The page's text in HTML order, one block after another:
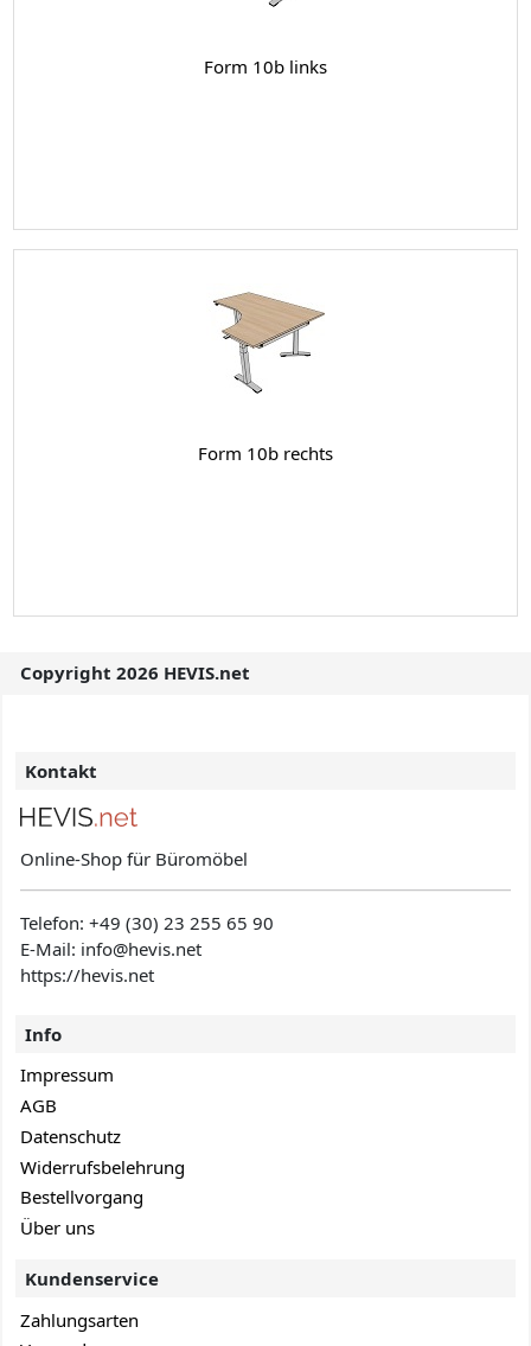
Form 10b links
Form 10b rechts
Copyright 2026 HEVIS.net
Kontakt
Online-Shop für Büromöbel
Telefon:+49 (30) 23 255 65 90
E-Mail: info@hevis.net
https://hevis.net
Info
Impressum
AGB
Datenschutz
Widerrufsbelehrung
Bestellvorgang
Über uns
Kundenservice
Zahlungsarten